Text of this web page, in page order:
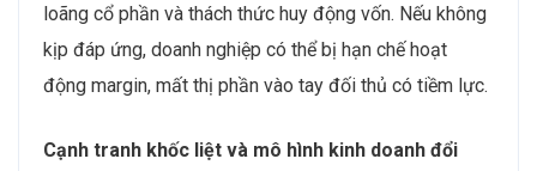
loãng cổ phần và thách thức huy động vốn. Nếu không
kịp đáp ứng, doanh nghiệp có thể bị hạn chế hoạt
động margin, mất thị phần vào tay đối thủ có tiềm lực.
Cạnh tranh khốc liệt và mô hình kinh doanh đổi